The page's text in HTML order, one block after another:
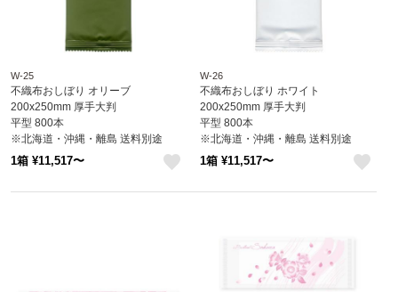
W-25
不織布おしぼり オリーブ
200x250mm 厚手大判
平型 800本
※北海道・沖縄・離島 送料別途
1箱 ¥11,517〜
W-26
不織布おしぼり ホワイト
200x250mm 厚手大判
平型 800本
※北海道・沖縄・離島 送料別途
1箱 ¥11,517〜